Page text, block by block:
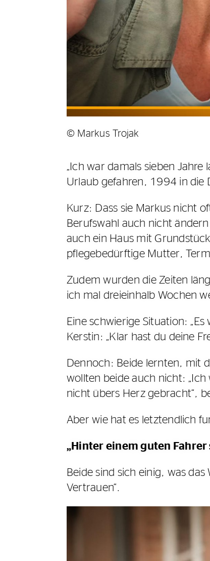
© Markus Trojak
„Ich war damals sieben
Urlaub gefahren, 1994 in die
Kurz: Dass sie Markus nicht
Berufswahl auch nicht
auch ein Haus mit
pflegebedürftige Mutter,
Zudem wurden die Zeiten
ich mal dreieinhalb Wochen
Eine schwierige Situation:
Kerstin: „Klar hast du deine
Dennoch: Beide lernten, mit
wollten beide auch nicht:
nicht übers Herz gebracht“,
Aber wie hat es letztendlich
„Hinter einem guten Fahrer
Beide sind sich einig, was
Vertrauen“.